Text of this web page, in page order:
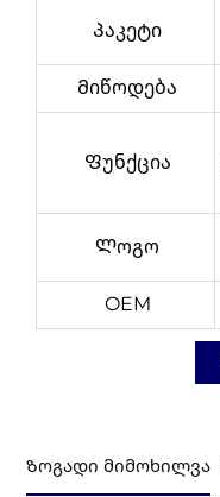
Პაკეტი
Მიწოდება
Ფუნქცია
Ლოგო
OEM
Ზოგადი მიმოხილვა